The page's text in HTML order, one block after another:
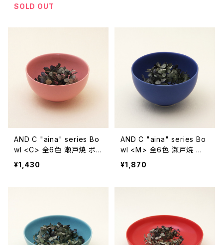
品】【民藝品】【ギフト プレゼ
SOLD OUT
AND C "aina" series Bo
wl <C> 全6色 瀬戸焼 ボ
ウル【エムエムヨシハシ】【伝
統工芸品】【民藝品】【ギフト
¥1,430
AND C "aina" series Bo
wl <M> 全6色 瀬戸焼 ボ
ウル【エムエムヨシハシ】【伝
統工芸品】【民藝品】【ギフト
¥1,870